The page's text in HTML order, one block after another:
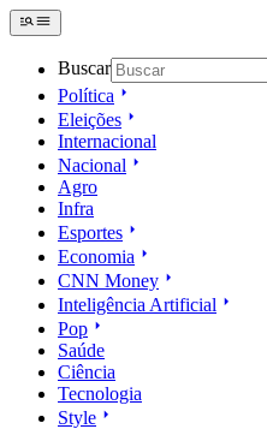
Buscar
Política
Eleições
Internacional
Nacional
Agro
Infra
Esportes
Economia
CNN Money
Inteligência Artificial
Pop
Saúde
Ciência
Tecnologia
Style